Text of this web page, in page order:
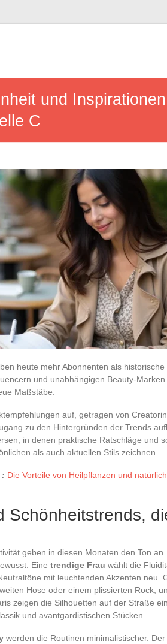
und
C
heute mehr Abonnenten als
und unabhängigen Beauty-
Maßstäbe.
auf, getragen von
zu den Hintergründen der Trends
in denen praktische Ratschläge und
als auch aktuellen Stils zeichnen.
: Die Vorteile von Heilpflanzen und
Schönheitstrends,
geben in diesen Monaten den Ton
Eine trendige Frau wählt die
mit leuchtenden Akzenten neu.
Hose oder einem plissierten Rock,
zeigen die Silhouetten auf der Straße
und avantgardistischen Stücken.
werden die Routinen minimalistischer.